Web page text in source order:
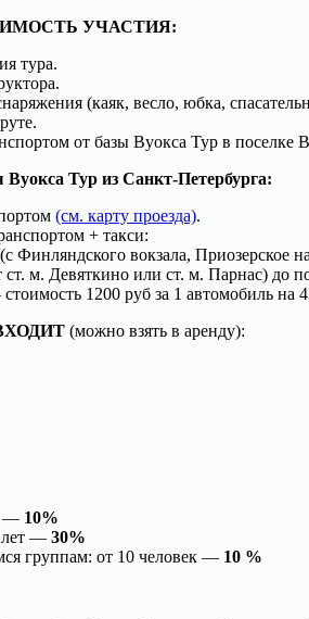
УЧАСТИЯ:
тура.
(каяк, весло, юбка,
от базы Вуокса Тур в
Вуокса Тур из Санкт-Петербурга:
(см. карту проезда).
+ такси:
Финляндского вокзала, Приозерское
м. Девяткино или ст. м. Парнас) до
1200 руб за 1 автомобиль на
(можно взять в аренду):
— 10%
лет — 30%
группам: от 10 человек — 10 %